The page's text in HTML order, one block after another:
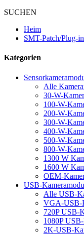
SUCHEN
Heim
SMT-Patch/Plug-
Kategorien
Alle
30-W-
100-W-
200-W-
300-W-
400-W-
500-W-
800-W-
1300 W
1600 W
OEM-
USB-
Alle USB-
VGA-USB-
720P USB-
1080P
2K-USB-